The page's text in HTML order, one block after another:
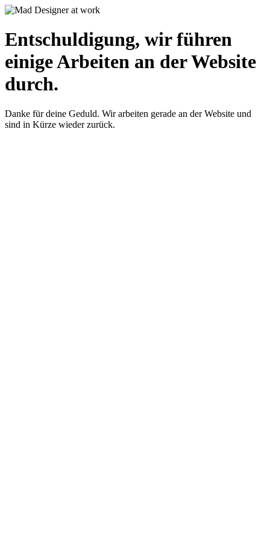
Entschuldigung, wir führen
einige Arbeiten an der Website
durch.
Danke für deine Geduld. Wir arbeiten gerade an der Website und
sind in Kürze wieder zurück.